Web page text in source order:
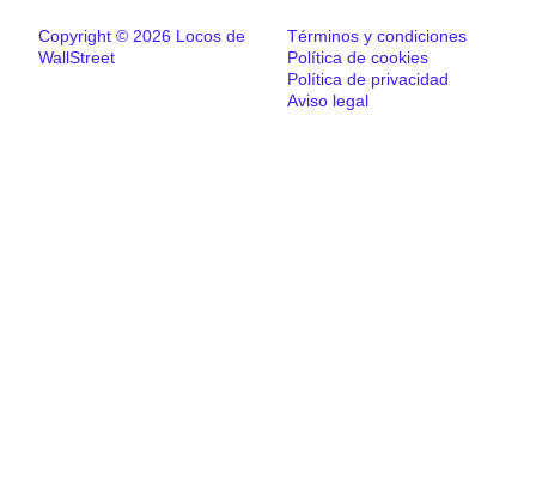
Copyright © 2026 Locos de
WallStreet
Términos y condiciones
Política de cookies
Política de privacidad
Aviso legal